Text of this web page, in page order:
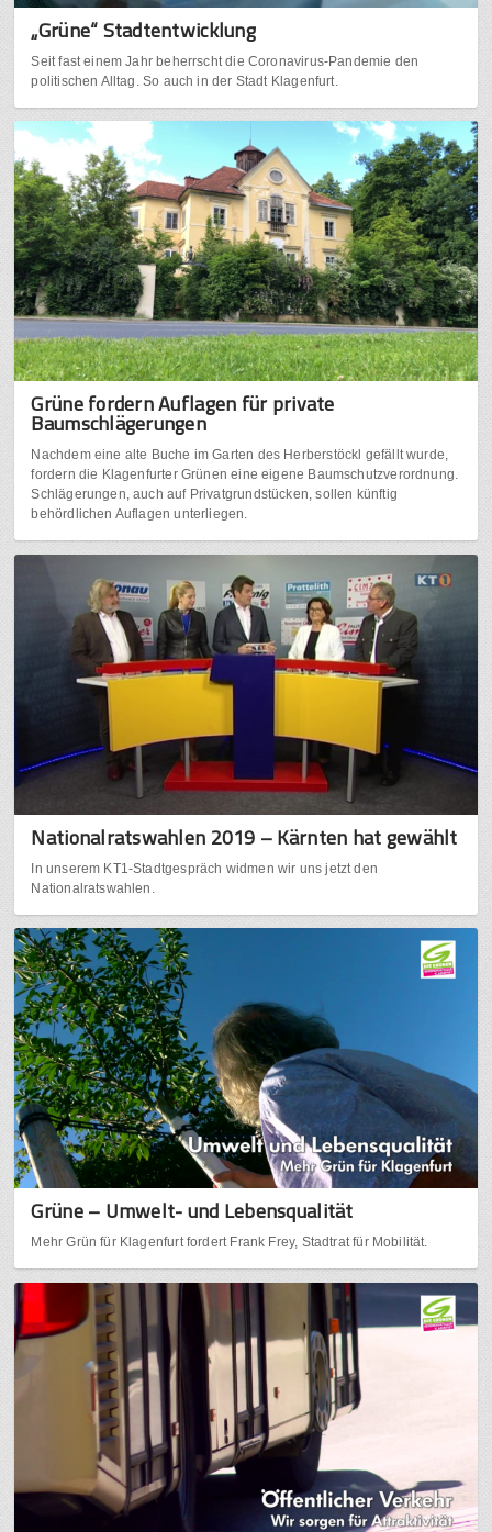
„Grüne“ Stadtentwicklung
Seit fast einem Jahr beherrscht die Coronavirus-Pandemie den
politischen Alltag. So auch in der Stadt Klagenfurt.
Grüne fordern Auflagen für private
Baumschlägerungen
Nachdem eine alte Buche im Garten des Herberstöckl gefällt wurde,
fordern die Klagenfurter Grünen eine eigene Baumschutzverordnung.
Schlägerungen, auch auf Privatgrundstücken, sollen künftig
behördlichen Auflagen unterliegen.
Nationalratswahlen 2019 – Kärnten hat gewählt
In unserem KT1-Stadtgespräch widmen wir uns jetzt den
Nationalratswahlen.
Grüne – Umwelt- und Lebensqualität
Mehr Grün für Klagenfurt fordert Frank Frey, Stadtrat für Mobilität.